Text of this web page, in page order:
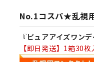
No.1コスパ★乱視
『ピュアアイズワン
【即日発送】1箱30